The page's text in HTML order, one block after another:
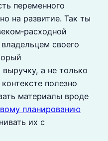
переменного
на развитие. Так ты
своего
а не только
полезно
материалы вроде
планированию
их с